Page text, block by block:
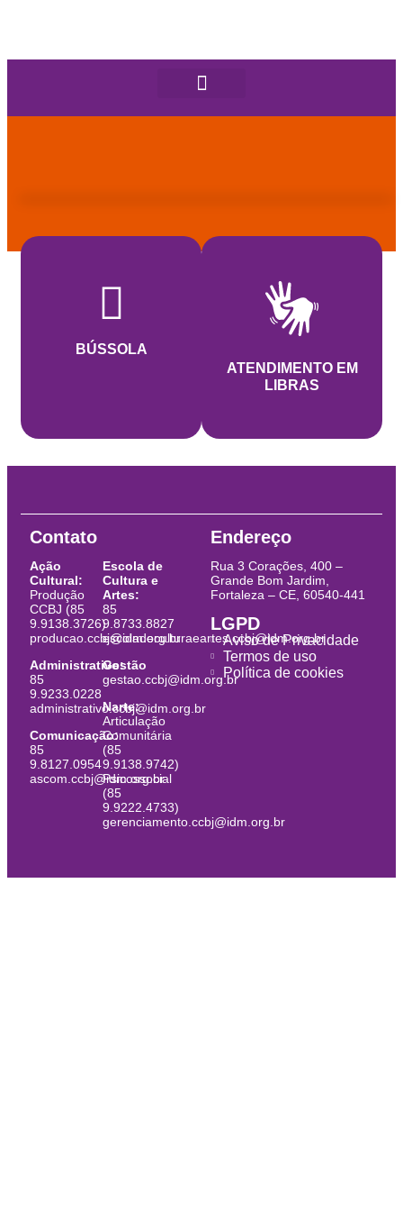
BÚSSOLA
ATENDIMENTO EM
LIBRAS
Contato
Ação
Cultural:
Produção
CCBJ (85
9.9138.3726)
producao.ccbj@idm.org.br
Administrativo:
85
9.9233.0228
administrativo.ccbj@idm.org.br
Comunicação:
85
9.8127.0954
ascom.ccbj@idm.org.br
Escola de
Cultura e
Artes:
85
9.8733.8827
escoladeculturaeartes.ccbj@idm.org.br
Gestão
gestao.ccbj@idm.org.br
Narte:
Articulação
Comunitária
(85
9.9138.9742)
Psicossocial
(85
9.9222.4733)
gerenciamento.ccbj@idm.org.br
Endereço
Rua 3 Corações, 400 –
Grande Bom Jardim,
Fortaleza – CE, 60540-441
LGPD
Aviso de Privacidade
Termos de uso
Política de cookies